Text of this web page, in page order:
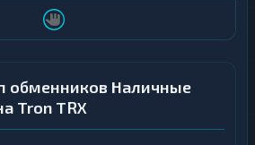
обменников Наличные
Tron TRX